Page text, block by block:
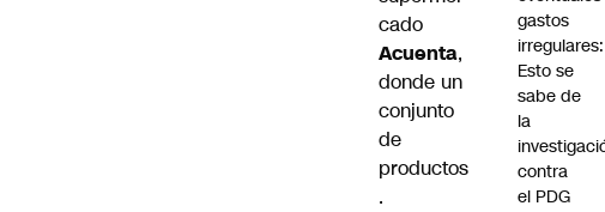
cado
Acuenta,
donde un
conjunto
de
productos
.
gastos
irregulares:
Esto se
sabe de
la
contra
el PDG